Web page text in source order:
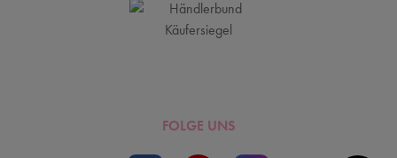
FOLGE UNS